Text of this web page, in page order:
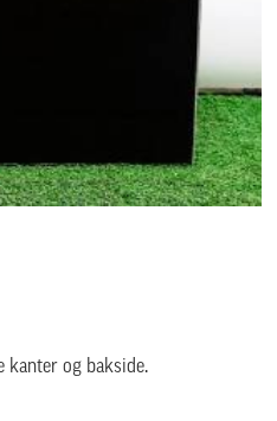
kanter og bakside.